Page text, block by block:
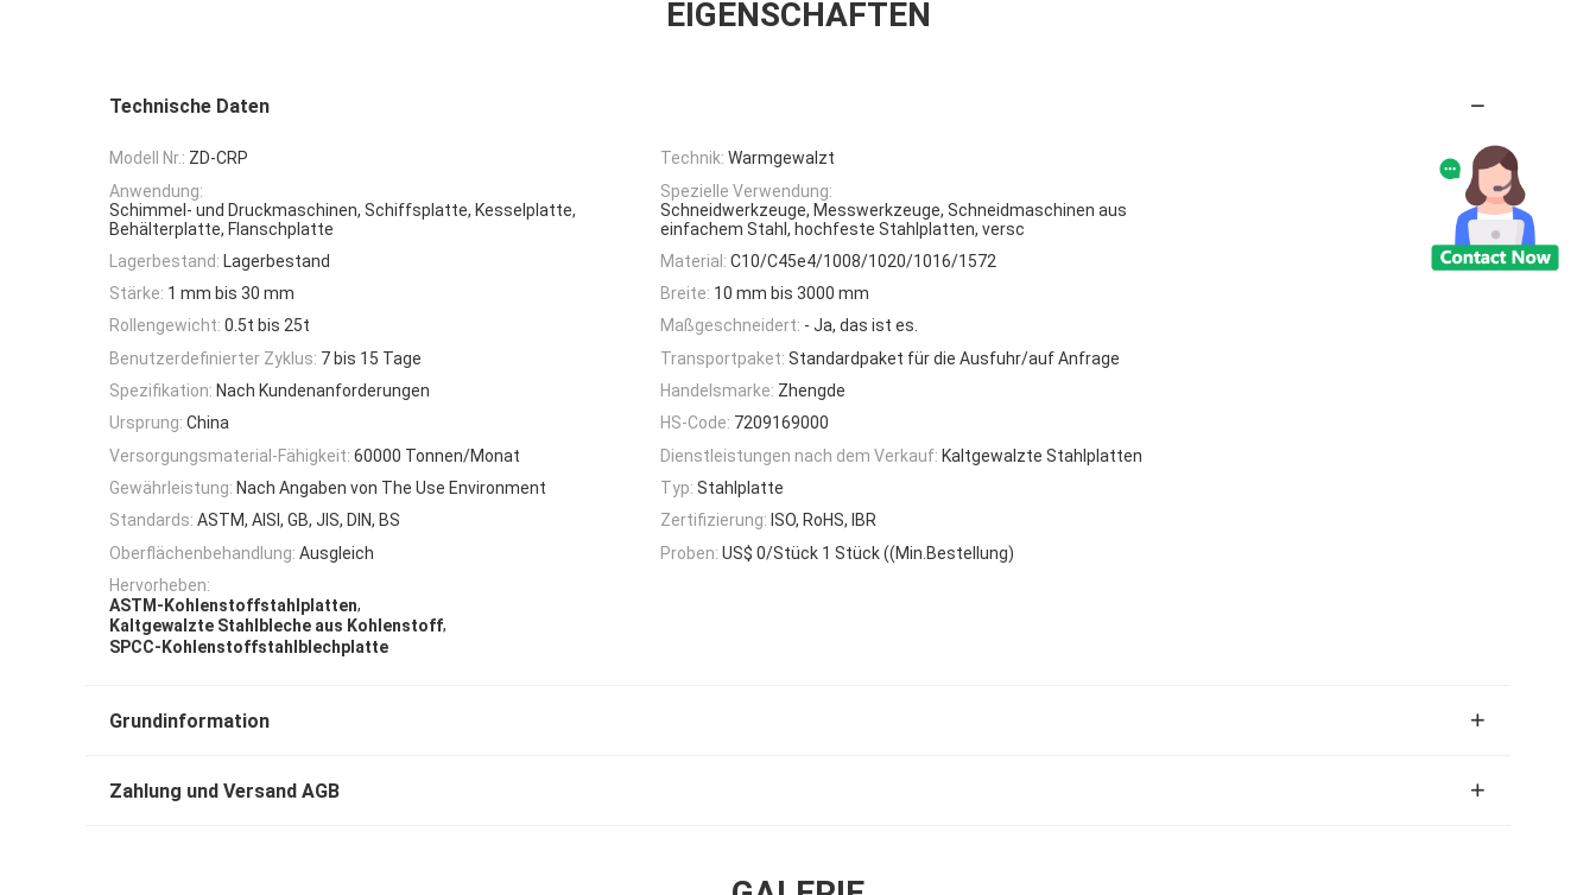
EIGENSCHAFTEN
Technische Daten
Modell Nr.: ZD-CRP Technik: Warmgewalzt
Anwendung:
Schimmel- und Druckmaschinen, Schiffsplatte, Kesselplatte,
Behälterplatte, Flanschplatte
Spezielle Verwendung:
Schneidwerkzeuge, Messwerkzeuge, Schneidmaschinen aus
einfachem Stahl, hochfeste Stahlplatten, versc
Lagerbestand: Lagerbestand Material: C10/C45e4/1008/1020/1016/1572
Stärke: 1 mm bis 30 mm Breite: 10 mm bis 3000 mm
Rollengewicht: 0.5t bis 25t Maßgeschneidert: - Ja, das ist es.
Benutzerdefinierter Zyklus: 7 bis 15 Tage Transportpaket: Standardpaket für die Ausfuhr/auf Anfrage
Spezifikation: Nach Kundenanforderungen Handelsmarke: Zhengde
Ursprung: China HS-Code: 7209169000
Versorgungsmaterial-Fähigkeit: 60000 Tonnen/Monat Dienstleistungen nach dem Verkauf: Kaltgewalzte Stahlplatten
Gewährleistung: Nach Angaben von The Use Environment Typ: Stahlplatte
Standards: ASTM, AISI, GB, JIS, DIN, BS Zertifizierung: ISO, RoHS, IBR
Oberflächenbehandlung: Ausgleich Proben: US$ 0/Stück 1 Stück ((Min.Bestellung)
Hervorheben:
ASTM-Kohlenstoffstahlplatten,
Kaltgewalzte Stahlbleche aus Kohlenstoff,
SPCC-Kohlenstoffstahlblechplatte
Grundinformation
Zahlung und Versand AGB